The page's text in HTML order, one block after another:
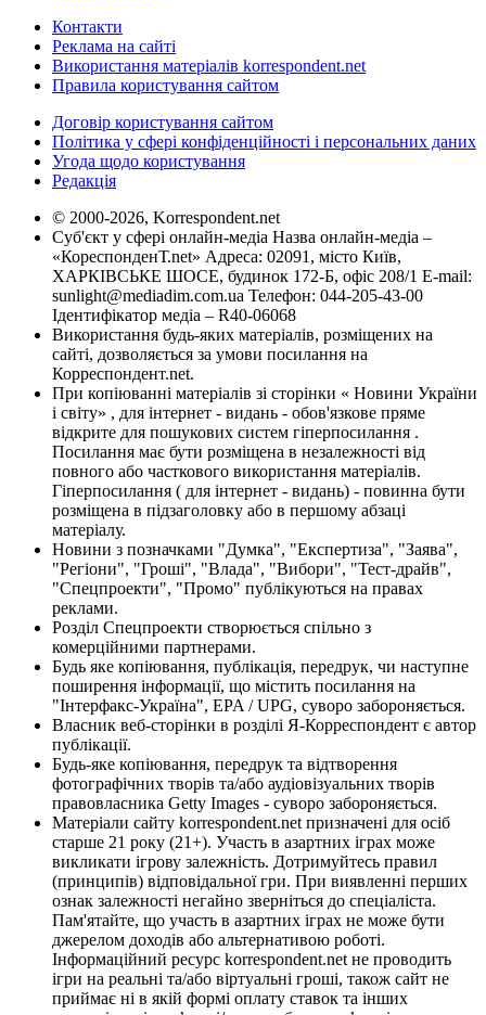
Контакти
Реклама на сайті
Використання матеріалів korrespondent.net
Правила користування сайтом
Договір користування сайтом
Політика у сфері конфіденційності і персональних даних
Угода щодо користування
Редакція
© 2000-2026, Korrespondent.net
Суб'єкт у сфері онлайн-медіа Назва онлайн-медіа –
«КореспонденТ.net» Адреса: 02091, місто Київ,
ХАРКІВСЬКЕ ШОСЕ, будинок 172-Б, офіс 208/1 E-mail:
sunlight@mediadim.com.ua Телефон: 044-205-43-00
Ідентифікатор медіа – R40-06068
Використання будь-яких матеріалів, розміщених на
сайті, дозволяється за умови посилання на
Корреспондент.net.
При копіюванні матеріалів зі сторінки « Новини України
і світу» , для інтернет - видань - обов'язкове пряме
відкрите для пошукових систем гіперпосилання .
Посилання має бути розміщена в незалежності від
повного або часткового використання матеріалів.
Гіперпосилання ( для інтернет - видань) - повинна бути
розміщена в підзаголовку або в першому абзаці
матеріалу.
Новини з позначками "Думка", "Експертиза", "Заява",
"Регіони", "Гроші", "Влада", "Вибори", "Тест-драйв",
"Спецпроекти", "Промо" публікуються на правах
реклами.
Розділ Спецпроекти створюється спільно з
комерційними партнерами.
Будь яке копіювання, публікація, передрук, чи наступне
поширення інформації, що містить посилання на
"Інтерфакс-Україна", EPA / UPG, суворо забороняється.
Власник веб-сторінки в розділі Я-Корреспондент є автор
публікації.
Будь-яке копіювання, передрук та відтворення
фотографічних творів та/або аудіовізуальних творів
правовласника Getty Images - суворо забороняється.
Матеріали сайту korrespondent.net призначені для осіб
старше 21 року (21+). Участь в азартних іграх може
викликати ігрову залежність. Дотримуйтесь правил
(принципів) відповідальної гри. При виявленні перших
ознак залежності негайно зверніться до спеціаліста.
Пам'ятайте, що участь в азартних іграх не може бути
джерелом доходів або альтернативою роботі.
Інформаційний ресурс korrespondent.net не проводить
ігри на реальні та/або віртуальні гроші, також сайт не
приймає ні в якій формі оплату ставок та інших